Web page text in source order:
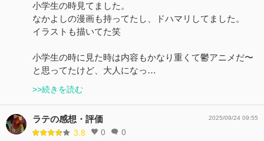
小学生の時見てました。
なかよしの漫画も持ってたし、ドハマリしてました。
イラストも描いてた笑
小学生の時に見た時は内容もかなり重くて鬱アニメだ〜
と思ってたけど、大人になっ…
>>続きを読む
ラテの感想・評価
3.8 0 0
2025/09/24 09:55